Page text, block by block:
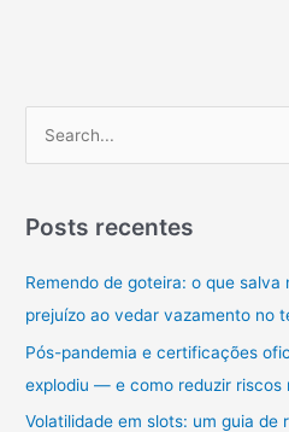
q
i
s
a
r
p
Posts recentes
Remendo de goteira: o que salva
prejuízo ao vedar vazamento no
Pós-pandemia e certificações
explodiu — e como reduzir riscos
Volatilidade em slots: um guia de